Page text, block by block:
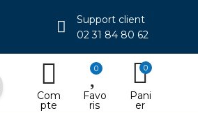
Support client
02 31 84 80 62
Com
pte
0
Favo
ris
0
Pani
er